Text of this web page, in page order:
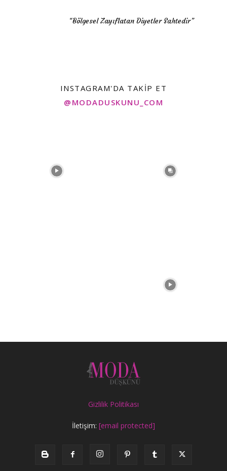
“Bölgesel Zayıflatan Diyetler Sahtedir”
INSTAGRAM'DA TAKIP ET
@MODADUSKUNU_COM
Gizlilik Politikası
İletişim: [email protected]